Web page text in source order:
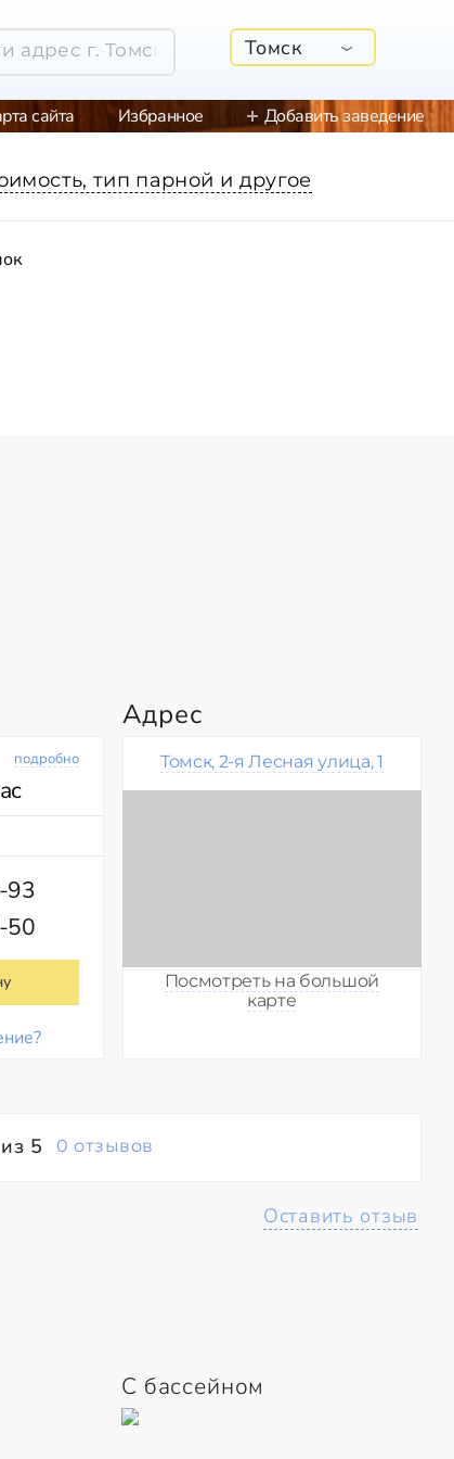
Томск
сайта Избранное Добавить заведение
тип парной и другое
подробно
93
50
Адрес
Томск, 2-я Лесная улица, 1
Посмотреть на большой
карте
5 0 отзывов
Оставить отзыв
С бассейном